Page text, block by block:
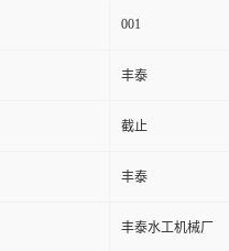
001
丰泰
截止
丰泰
丰泰水工机械厂